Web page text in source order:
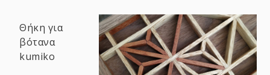
Θήκη για
βότανα
kumiko